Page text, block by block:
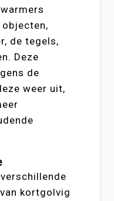
de tegels,
Deze
de
weer uit,
kortgolvig